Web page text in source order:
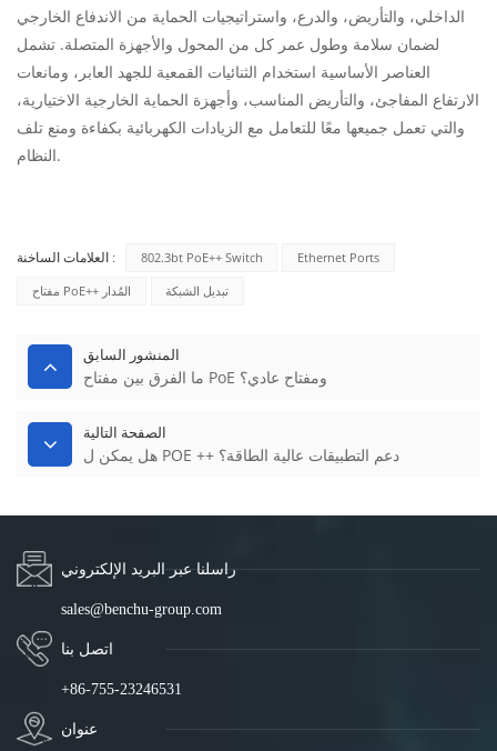
الداخلي، والتأريض، والدرع، واستراتيجيات الحماية من الاندفاع الخارجي
لضمان سلامة وطول عمر كل من المحول والأجهزة المتصلة. تشمل
العناصر الأساسية استخدام الثنائيات القمعية للجهد العابر، ومانعات
الارتفاع المفاجئ، والتأريض المناسب، وأجهزة الحماية الخارجية الاختيارية،
والتي تعمل جميعها معًا للتعامل مع الزيادات الكهربائية بكفاءة ومنع تلف
النظام.
العلامات الساخنة : 802.3bt PoE++ Switch
Ethernet Ports
مفتاح PoE++ المُدار
تبديل الشبكة
المنشور السابق
ما الفرق بين مفتاح PoE ومفتاح عادي؟
الصفحة التالية
هل يمكن ل POE ++ دعم التطبيقات عالية الطاقة؟
راسلنا عبر البريد الإلكتروني
sales@benchu-group.com
اتصل بنا
+86-755-23246531
عنوان